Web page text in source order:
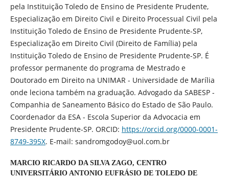
pela Instituição Toledo de Ensino de Presidente Prudente,
Especialização em Direito Civil e Direito Processual Civil pela
Instituição Toledo de Ensino de Presidente Prudente-SP,
Especialização em Direito Civil (Direito de Família) pela
Instituição Toledo de Ensino de Presidente Prudente-SP. É
professor permanente do programa de Mestrado e
Doutorado em Direito na UNIMAR - Universidade de Marília
onde leciona também na graduação. Advogado da SABESP -
Companhia de Saneamento Básico do Estado de São Paulo.
Coordenador da ESA - Escola Superior da Advocacia em
Presidente Prudente-SP. ORCID: https://orcid.org/0000-0001-
8749-395X. E-mail: sandromgodoy@uol.com.br
MARCIO RICARDO DA SILVA ZAGO, CENTRO
UNIVERSITÁRIO ANTONIO EUFRÁSIO DE TOLEDO DE